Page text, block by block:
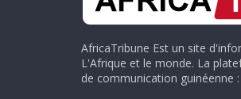
AfricaTribune Est un site
L'Afrique et le monde. La
de communication guinéenne